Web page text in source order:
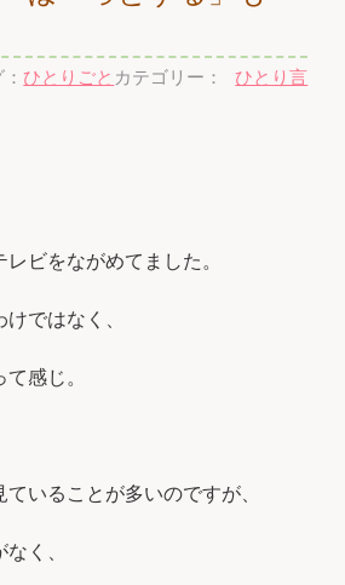
カテゴリー： ひとり言
：ひとりごと
ビをながめてました。
ではなく、
て感じ。
いることが多いのですが、
く、